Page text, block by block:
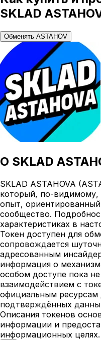
SKLAD
Обменять ASTAHOV
О SKLAD
SKLAD ASTAHOVA
который, по-видимому,
опыт,
сообщество.
характеристиках в
Токен доступен для
сопровождается
адресованным
информация о
особом доступе пока
взаимодействием с
официальным ресурсам
подтверждённых
Описания токенов
информации и
информационных целях.